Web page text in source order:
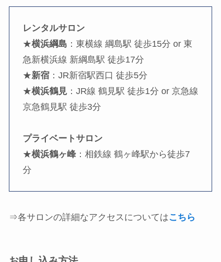
レンタルサロン
★横浜綱島 ：東横線 綱島駅 徒歩15分 or 東
急新横浜線 新綱島駅 徒歩17分
★新宿：JR新宿駅西口 徒歩5分
★横浜鶴見：JR線 鶴見駅 徒歩1分 or 京急線
京急鶴見駅 徒歩3分
プライベートサロン
★横浜鶴ヶ峰：相鉄線 鶴ヶ峰駅から徒歩7
分
⇒各サロンの詳細なアクセスについてはこちら